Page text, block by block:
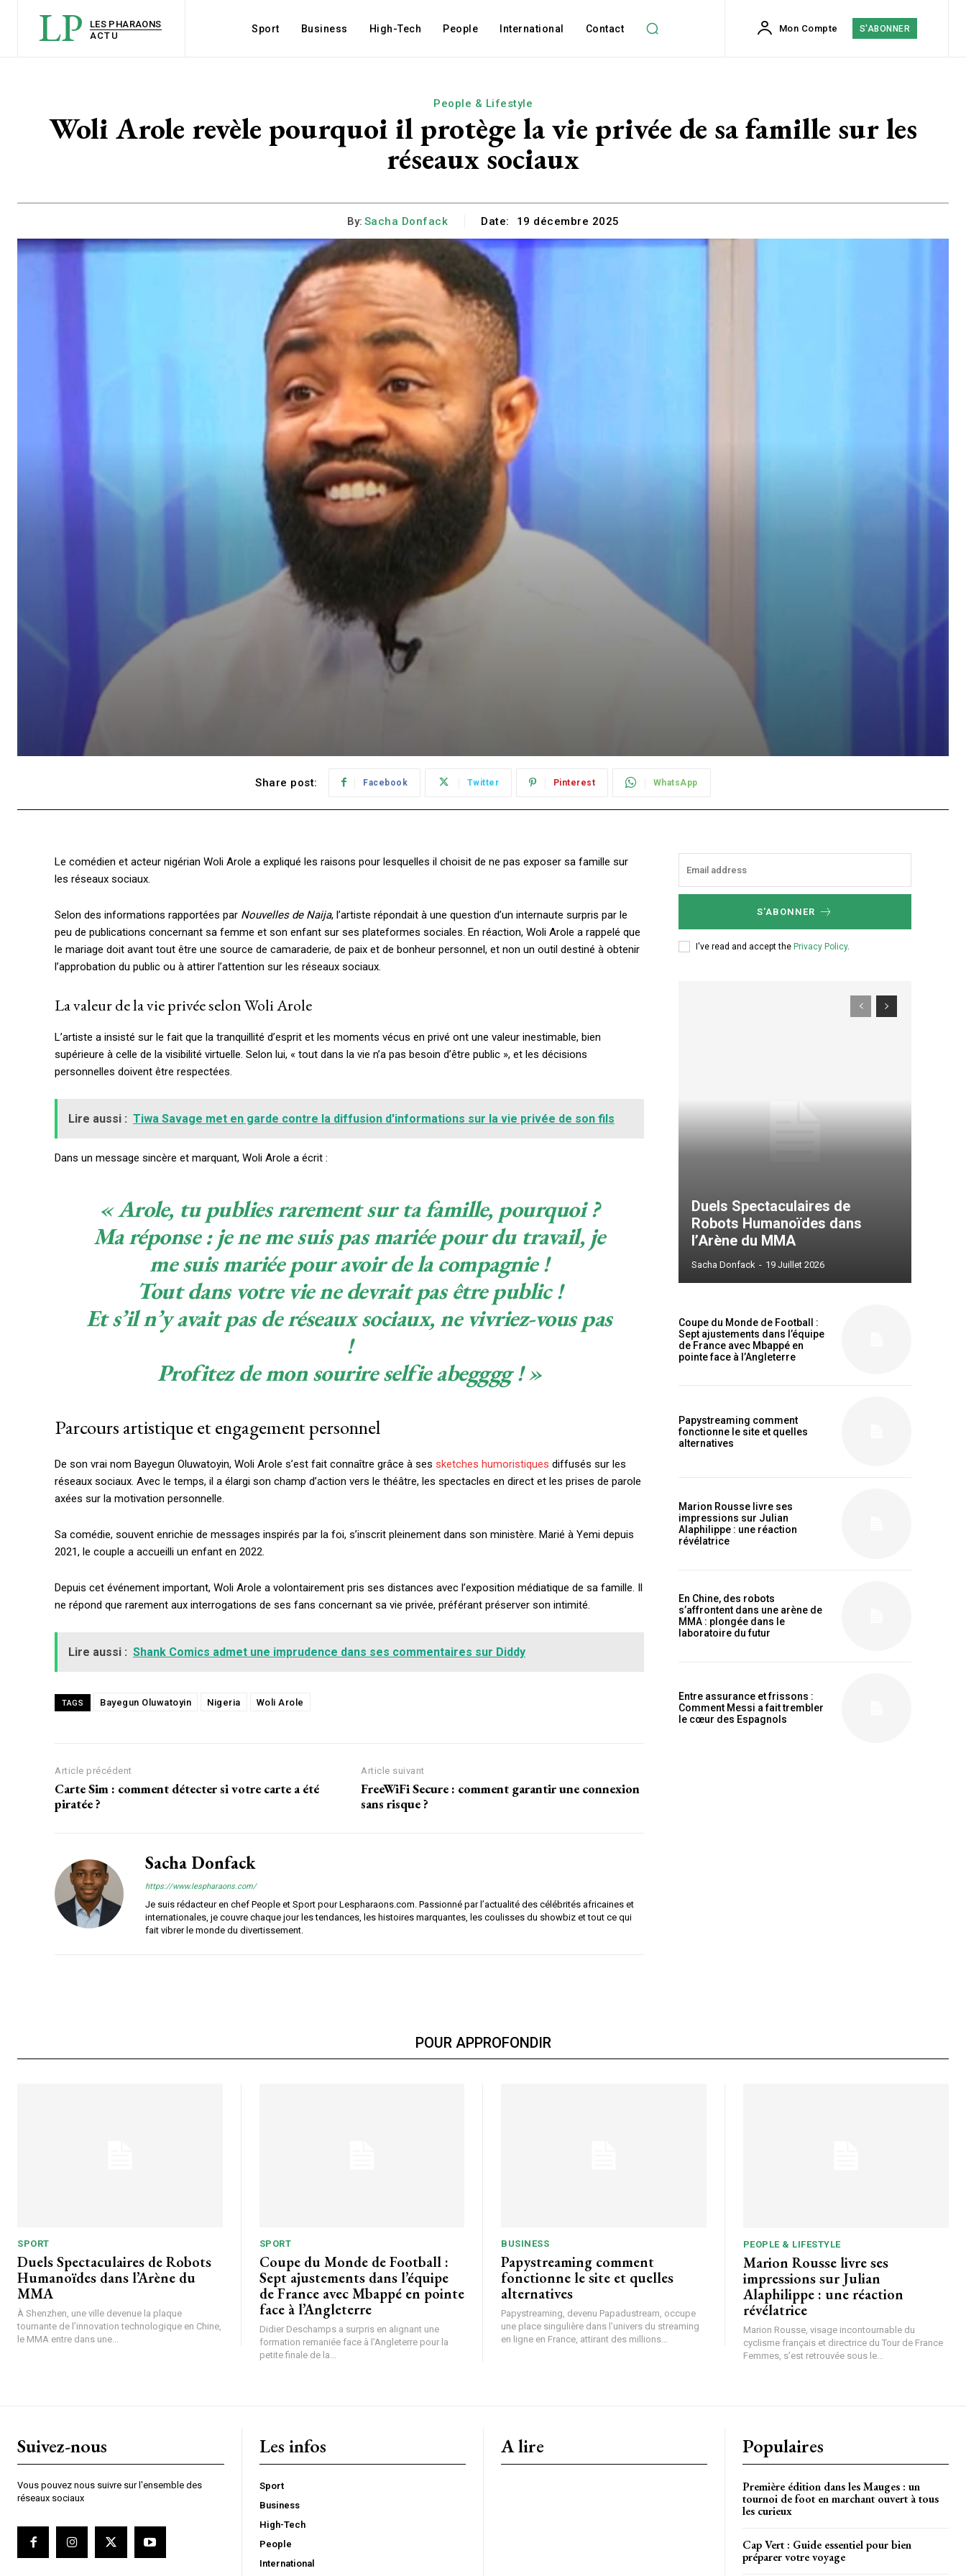
Free limited access
Gratuit / forever
Etiam est nibh, lobortis sit
Praesent euismod ac
Nullam eu erat condimentum
Donec quis est ac felis
Orci varius natoque dolor
Member full access
$100
Nullam eu erat condimentum
Orci varius natoque dolor
MONTHLY PRICING
LP
LES PHARAONS
ACTU
Sport Business High-Tech People International Contact Mon Compte S'ABONNER
People & Lifestyle
Woli Arole revèle pourquoi il protège la vie privée de sa famille sur les
réseaux sociaux
By: Sacha Donfack Date: 19 décembre 2025
Share post: Facebook Twitter Pinterest WhatsApp
Le comédien et acteur nigérian Woli Arole a expliqué les raisons pour lesquelles il choisit de ne pas exposer sa famille sur
les réseaux sociaux.
Selon des informations rapportées par Nouvelles de Naija, l’artiste répondait à une question d’un internaute surpris par le
peu de publications concernant sa femme et son enfant sur ses plateformes sociales. En réaction, Woli Arole a rappelé que
le mariage doit avant tout être une source de camaraderie, de paix et de bonheur personnel, et non un outil destiné à obtenir
l’approbation du public ou à attirer l’attention sur les réseaux sociaux.
La valeur de la vie privée selon Woli Arole
L’artiste a insisté sur le fait que la tranquillité d’esprit et les moments vécus en privé ont une valeur inestimable, bien
supérieure à celle de la visibilité virtuelle. Selon lui, « tout dans la vie n’a pas besoin d’être public », et les décisions
personnelles doivent être respectées.
Lire aussi : Tiwa Savage met en garde contre la diffusion d'informations sur la vie privée de son fils
Dans un message sincère et marquant, Woli Arole a écrit :
« Arole, tu publies rarement sur ta famille, pourquoi ?
Ma réponse : je ne me suis pas mariée pour du travail, je
me suis mariée pour avoir de la compagnie !
Tout dans votre vie ne devrait pas être public !
Et s’il n’y avait pas de réseaux sociaux, ne vivriez-vous pas
!
Profitez de monsourireselfie abegggg ! »
Parcours artistique et engagement personnel
De son vrai nom Bayegun Oluwatoyin, Woli Arole s’est fait connaître grâce à ses sketches humoristiques diffusés sur les
réseaux sociaux. Avec le temps, il a élargi son champ d’action vers le théâtre, les spectacles en direct et les prises de parole
axées sur la motivation personnelle.
Sa comédie, souvent enrichie de messages inspirés par la foi, s’inscrit pleinement dans son ministère. Marié à Yemi depuis
2021, le couple a accueilli un enfant en 2022.
Depuis cet événement important, Woli Arole a volontairement pris ses distances avec l’exposition médiatique de sa famille. Il
ne répond que rarement aux interrogations de ses fans concernant sa vie privée, préférant préserver son intimité.
Lire aussi : Shank Comics admet une imprudence dans ses commentaires sur Diddy
TAGS Bayegun Oluwatoyin Nigeria Woli Arole
Article précédent
Carte Sim : comment détecter si votre carte a été
piratée ?
Article suivant
FreeWiFi Secure : comment garantir une connexion
sans risque ?
Sacha Donfack
https://www.lespharaons.com/
Je suis rédacteur en chef People et Sport pour Lespharaons.com. Passionné par l’actualité des célébrités africaines et
internationales, je couvre chaque jour les tendances, les histoires marquantes, les coulisses du showbiz et tout ce qui
fait vibrer le monde du divertissement.
S'ABONNER
I've read and accept the Privacy Policy.
Duels Spectaculaires de
Robots Humanoïdes dans
l’Arène du MMA
Sacha Donfack - 19 Juillet 2026
Coupe du Monde de Football :
Sept ajustements dans l’équipe
de France avec Mbappé en
pointe face à l’Angleterre
Papystreaming comment
fonctionne le site et quelles
alternatives
Marion Rousse livre ses
impressions sur Julian
Alaphilippe : une réaction
révélatrice
En Chine, des robots
s’affrontent dans une arène de
MMA : plongée dans le
laboratoire du futur
Entre assurance et frissons :
Comment Messi a fait trembler
le cœur des Espagnols
POUR APPROFONDIR
SPORT
Duels Spectaculaires de Robots
Humanoïdes dans l’Arène du
MMA
À Shenzhen, une ville devenue la plaque
tournante de l’innovation technologique en Chine,
le MMA entre dans une...
SPORT
Coupe du Monde de Football :
Sept ajustements dans l’équipe
de France avec Mbappé en pointe
face à l’Angleterre
Didier Deschamps a surpris en alignant une
formation remaniée face à l’Angleterre pour la
petite finale de la...
BUSINESS
Papystreaming comment
fonctionne le site et quelles
alternatives
Papystreaming, devenu Papadustream, occupe
une place singulière dans l’univers du streaming
en ligne en France, attirant des millions...
PEOPLE & LIFESTYLE
Marion Rousse livre ses
impressions sur Julian
Alaphilippe : une réaction
révélatrice
Marion Rousse, visage incontournable du
cyclisme français et directrice du Tour de France
Femmes, s’est retrouvée sous le...
Suivez-nous
Vous pouvez nous suivre sur l'ensemble des
réseaux sociaux
Les infos
Sport
Business
High-Tech
People
International
A lire Populaires
Première édition dans les Mauges : un
tournoi de foot en marchant ouvert à tous
les curieux
Cap Vert : Guide essentiel pour bien
préparer votre voyage